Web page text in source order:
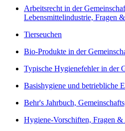
Arbeitsrecht in der
Lebensmittelindustrie, Fragen
Tierseuchen
Bio-Produkte in der
Typische Hygienefehler in der
Basishygiene und betriebliche
Behr's Jahrbuch,
Hygiene-Vorschiften, Fragen